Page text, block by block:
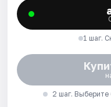
1 шаг.
2 шаг.